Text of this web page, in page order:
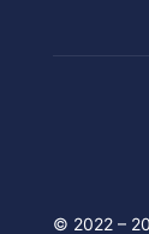
© 2022 –